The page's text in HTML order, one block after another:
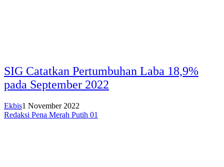
SIG Catatkan Pertumbuhan Laba 18,9%
pada September 2022
Ekbis1 November 2022
Redaksi Pena Merah Putih 01